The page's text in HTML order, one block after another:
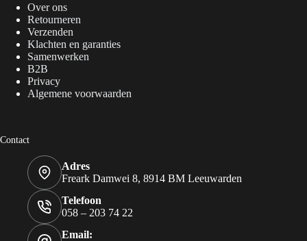
Over ons
Retourneren
Verzenden
Klachten en garanties
Samenwerken
B2B
Privacy
Algemene voorwaarden
Contact
Adres
Freark Damwei 8, 8914 BM Leeuwarden
Telefoon
058 – 203 74 22
Email: